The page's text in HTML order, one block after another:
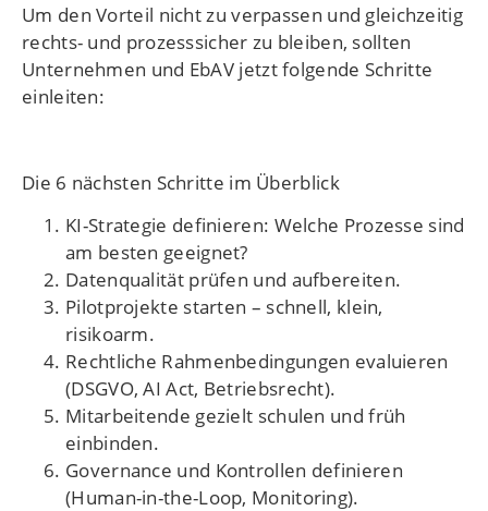
Um den Vorteil nicht zu verpassen und gleichzeitig
rechts- und prozesssicher zu bleiben, sollten
Unternehmen und EbAV jetzt folgende Schritte
einleiten:
Die 6 nächsten Schritte im Überblick
KI-Strategie definieren: Welche Prozesse sind
am besten geeignet?
Datenqualität prüfen und aufbereiten.
Pilotprojekte starten – schnell, klein,
risikoarm.
Rechtliche Rahmenbedingungen evaluieren
(DSGVO, AI Act, Betriebsrecht).
Mitarbeitende gezielt schulen und früh
einbinden.
Governance und Kontrollen definieren
(Human-in-the-Loop, Monitoring).